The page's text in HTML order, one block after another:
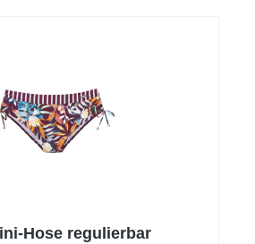
Hose regulierbar